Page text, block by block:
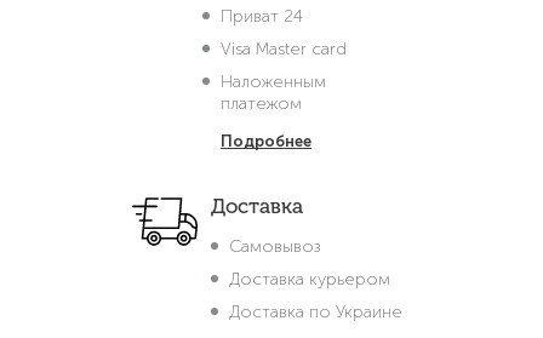
Приват 24
Visa Master card
Наложенным
платежом
Подробнее
Доставка
Самовывоз
Доставка курьером
Доставка по Украине